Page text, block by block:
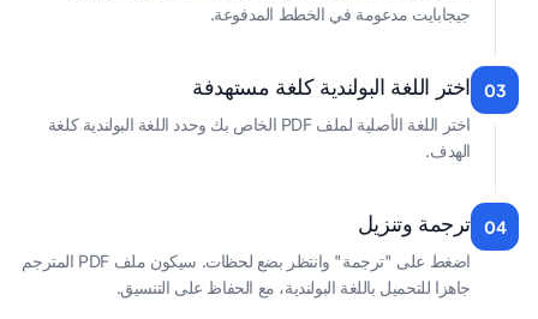
جيجابايت مدعومة في الخطط المدفوعة.
03 اختر اللغة البولندية كلغة مستهدفة
اختر اللغة الأصلية لملف PDF الخاص بك وحدد اللغة البولندية كلغة
الهدف.
04 ترجمة وتنزيل
اضغط على "ترجمة" وانتظر بضع لحظات. سيكون ملف PDF المترجم
جاهزا للتحميل باللغة البولندية، مع الحفاظ على التنسيق.